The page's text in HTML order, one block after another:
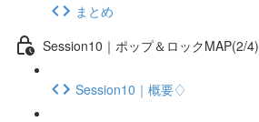
まとめ
Session10｜ポップ＆ロックMAP(2/4)
Session10｜概要♢